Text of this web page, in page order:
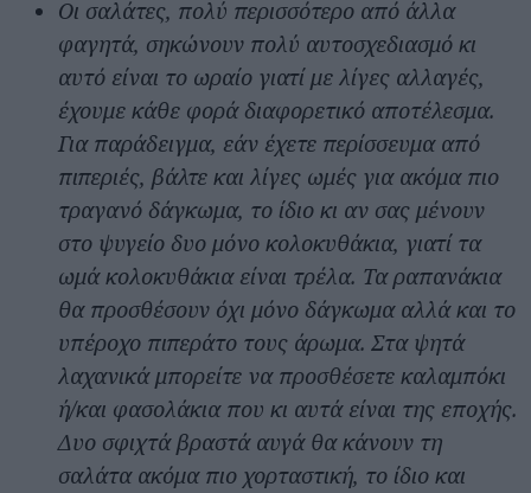
Οι σαλάτες, πολύ περισσότερο από άλλα
φαγητά, σηκώνουν πολύ αυτοσχεδιασμό κι
αυτό είναι το ωραίο γιατί με λίγες αλλαγές,
έχουμε κάθε φορά διαφορετικό αποτέλεσμα.
Για παράδειγμα, εάν έχετε περίσσευμα από
πιπεριές, βάλτε και λίγες ωμές για ακόμα πιο
τραγανό δάγκωμα, το ίδιο κι αν σας μένουν
στο ψυγείο δυο μόνο κολοκυθάκια, γιατί τα
ωμά κολοκυθάκια είναι τρέλα. Τα ραπανάκια
θα προσθέσουν όχι μόνο δάγκωμα αλλά και το
υπέροχο πιπεράτο τους άρωμα. Στα ψητά
λαχανικά μπορείτε να προσθέσετε καλαμπόκι
ή/και φασολάκια που κι αυτά είναι της εποχής.
Δυο σφιχτά βραστά αυγά θα κάνουν τη
σαλάτα ακόμα πιο χορταστική, το ίδιο και